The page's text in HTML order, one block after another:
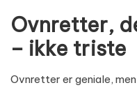
Ovnretter,
– ikke triste
Ovnretter er geniale,